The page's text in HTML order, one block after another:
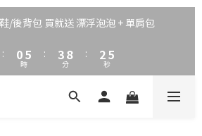
/後背包 買就送 漂浮泡泡 + 單肩包
:
3
2
0
8
7
5
4
時
:
6
5
3
2
8
7
5
分
:
5
4
2
1
7
6
4
3
1
秒